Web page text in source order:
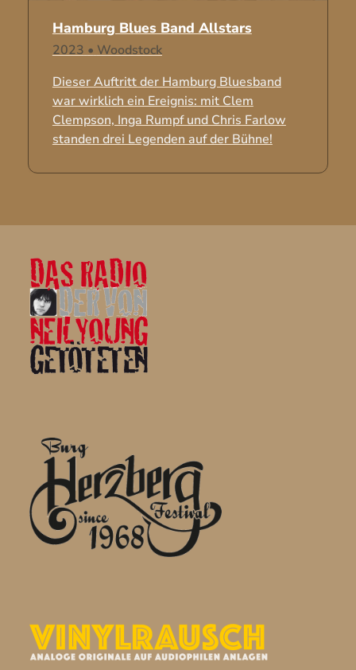
Hamburg Blues Band Allstars
2023 • Woodstock
Dieser Auftritt der Hamburg Bluesband
war wirklich ein Ereignis: mit Clem
Clempson, Inga Rumpf und Chris Farlow
standen drei Legenden auf der Bühne!